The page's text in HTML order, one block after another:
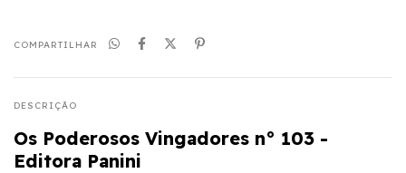
COMPARTILHAR
DESCRIÇÃO
Os Poderosos Vingadores n° 103 -
Editora Panini